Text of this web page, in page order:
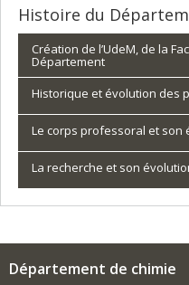
Histoire du
Création de l’UdeM, de la
Département
Historique et évolution des
Le corps professoral et son
La recherche et son
Département de chimie